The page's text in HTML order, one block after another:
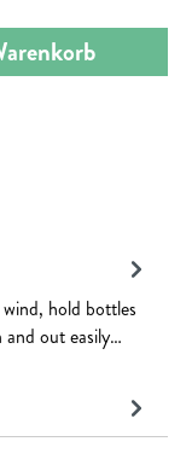
Wert ein
hold bottles
out easily…